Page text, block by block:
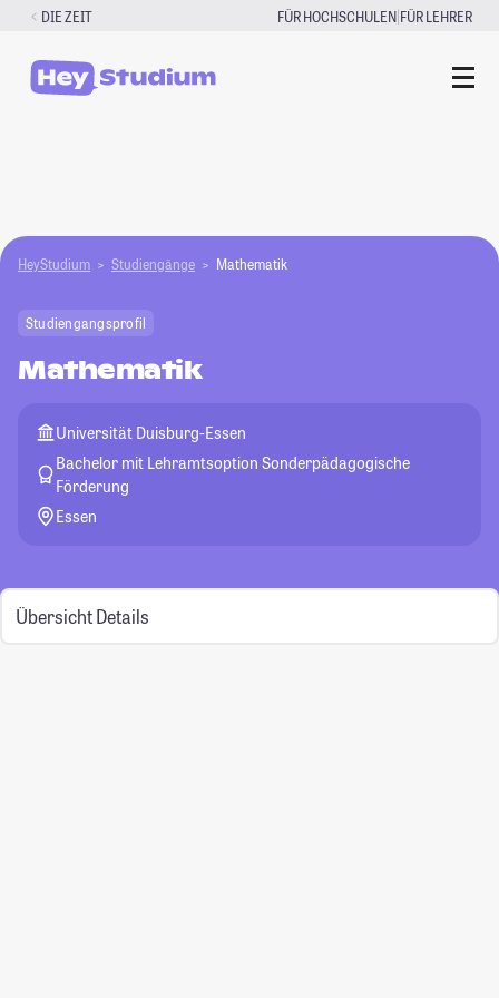
Zum
springen
DIE ZEIT FÜR HOCHSCHULEN|FÜR LEHRER
HeyStudium Studiengänge Mathematik
Studiengangsprofil
Mathematik
Universität Duisburg-Essen
Bachelor mit Lehramtsoption Sonderpädagogische
Förderung
Essen
Übersicht Details